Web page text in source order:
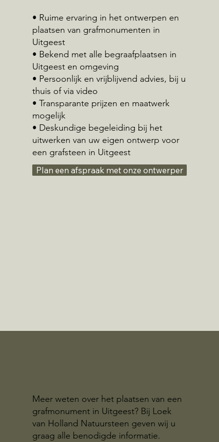
• Ruime ervaring in het ontwerpen en
plaatsen van grafmonumenten in
Uitgeest
• Bekend met alle begraafplaatsen in
Uitgeest en omgeving
• Persoonlijk en vrijblijvend advies, bij u
thuis of via video
• Transparante prijzen en maatwerk
mogelijk
• Deskundige begeleiding bij het
uitwerken van uw eigen ontwerp voor
een grafsteen in Uitgeest
Plan een afspraak met onze ontwerper
Meer weten over het plaatsen van een
grafmonument in Uitgeest? Bij Loek
van Holland Natuursteen geven wij u
graag alle benodigde informatie.